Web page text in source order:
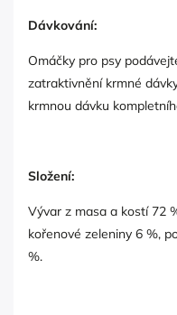
Dávkování:
Omáčky pro psy
zatraktivnění krmné
krmnou dávku
Složení:
Vývar z masa a kostí 72
kořenové zeleniny 6 %,
%.